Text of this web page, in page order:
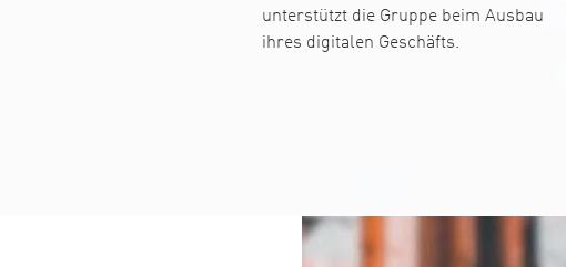
unterstützt die Gruppe beim Ausbau
ihres digitalen Geschäfts.